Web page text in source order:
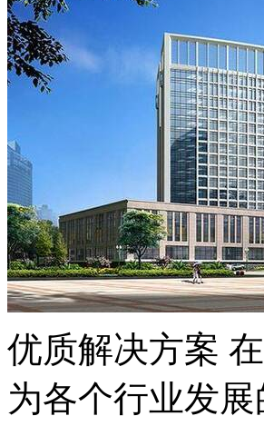
优质解决方案
为各个行业发